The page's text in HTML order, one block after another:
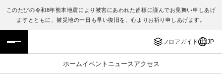
このたびの令和8年熊本地震により被害にあわれた皆様に謹んでお見舞い申しあげ
ますとともに、被災地の一日も早い復旧を、心よりお祈り申しあげます。
フロアガイド JP
ホームイベント ニュース アクセス
フロアガイド
施設案内・アクセス
ENGLISH
繁体字